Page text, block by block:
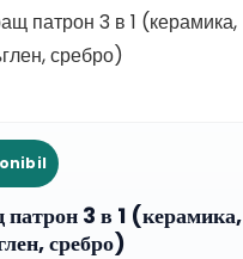
3 в 1 (керамика,
сребро)